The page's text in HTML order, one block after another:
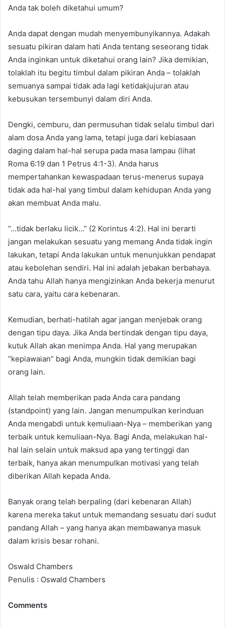
Anda tak boleh diketahui umum?
Anda dapat dengan mudah menyembunyikannya. Adakah
sesuatu pikiran dalam hati Anda tentang seseorang tidak
Anda inginkan untuk diketahui orang lain? Jika demikian,
tolaklah itu begitu timbul dalam pikiran Anda – tolaklah
semuanya sampai tidak ada lagi ketidakjujuran atau
kebusukan tersembunyi dalam diri Anda.
Dengki, cemburu, dan permusuhan tidak selalu timbul dari
alam dosa Anda yang lama, tetapi juga dari kebiasaan
daging dalam hal-hal serupa pada masa lampau (lihat
Roma 6:19 dan 1 Petrus 4:1-3). Anda harus
mempertahankan kewaspadaan terus-menerus supaya
tidak ada hal-hal yang timbul dalam kehidupan Anda yang
akan membuat Anda malu.
“…tidak berlaku licik…” (2 Korintus 4:2). Hal ini berarti
jangan melakukan sesuatu yang memang Anda tidak ingin
lakukan, tetapi Anda lakukan untuk menunjukkan pendapat
atau kebolehan sendiri. Hal ini adalah jebakan berbahaya.
Anda tahu Allah hanya mengizinkan Anda bekerja menurut
satu cara, yaitu cara kebenaran.
Kemudian, berhati-hatilah agar jangan menjebak orang
dengan tipu daya. Jika Anda bertindak dengan tipu daya,
kutuk Allah akan menimpa Anda. Hal yang merupakan
“kepiawaian” bagi Anda, mungkin tidak demikian bagi
orang lain.
Allah telah memberikan pada Anda cara pandang
(standpoint) yang lain. Jangan menumpulkan kerinduan
Anda mengabdi untuk kemuliaan-Nya – memberikan yang
terbaik untuk kemuliaan-Nya. Bagi Anda, melakukan hal-
hal lain selain untuk maksud apa yang tertinggi dan
terbaik, hanya akan menumpulkan motivasi yang telah
diberikan Allah kepada Anda.
Banyak orang telah berpaling (dari kebenaran Allah)
karena mereka takut untuk memandang sesuatu dari sudut
pandang Allah – yang hanya akan membawanya masuk
dalam krisis besar rohani.
Oswald Chambers
Penulis : Oswald Chambers
Comments